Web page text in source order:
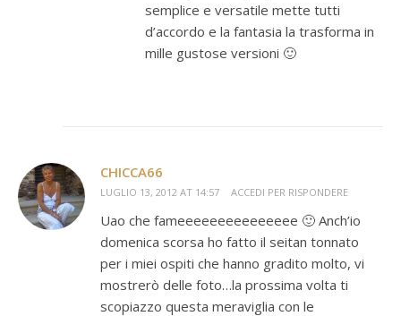
semplice e versatile mette tutti
d’accordo e la fantasia la trasforma in
mille gustose versioni 🙂
CHICCA66
LUGLIO 13, 2012 AT 14:57 ACCEDI PER RISPONDERE
Uao che fameeeeeeeeeeeeeee 🙂 Anch’io
domenica scorsa ho fatto il seitan tonnato
per i miei ospiti che hanno gradito molto, vi
mostrerò delle foto…la prossima volta ti
scopiazzo questa meraviglia con le